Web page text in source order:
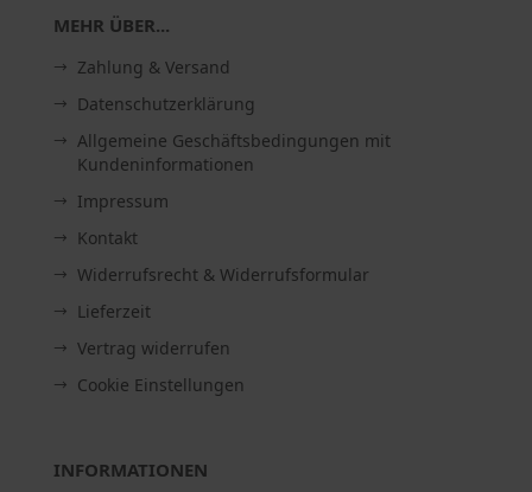
MEHR ÜBER...
Zahlung & Versand
Datenschutzerklärung
Allgemeine Geschäftsbedingungen mit
Kundeninformationen
Impressum
Kontakt
Widerrufsrecht & Widerrufsformular
Lieferzeit
Vertrag widerrufen
Cookie Einstellungen
INFORMATIONEN